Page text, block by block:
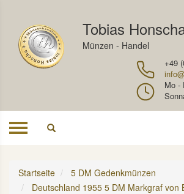
Tobias
Münzen - Handel
+49
Mo -
Toggle
Startseite
5 DM Gedenkmünzen
Deutschland 1955 5 DM Markgraf von